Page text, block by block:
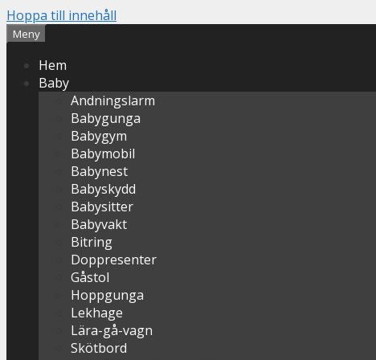
Hoppa till innehåll
Meny
Hem
Baby
Andningslarm
Babygunga
Babygym
Babymobil
Babynest
Babyskydd
Babysitter
Babyvakt
Bitring
Doppresenter
Gåstol
Hoppgunga
Lekhage
Lära-gå-vagn
Skötbord